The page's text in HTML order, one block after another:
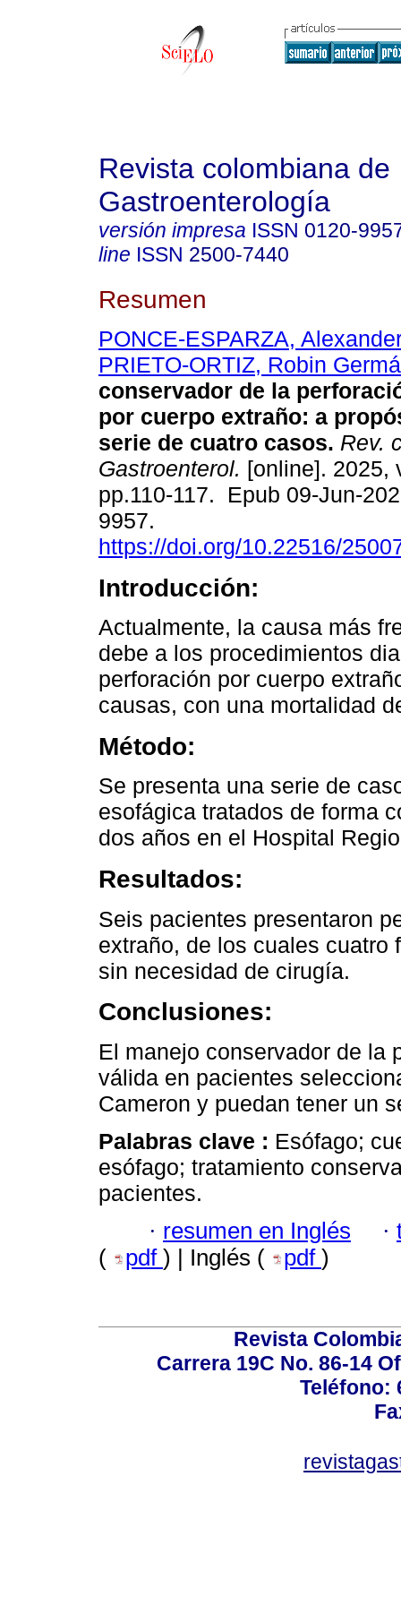
Revista colombiana de
Gastroenterología
versión impresa ISSN 0120-
line ISSN 2500-7440
Resumen
PONCE-ESPARZA,
PRIETO-ORTIZ, Robin
conservador de la
por cuerpo extraño: a
serie de cuatro casos. Rev.
Gastroenterol. [online]. 2025,
pp.110-117. Epub 09-Jun-
9957.
https://doi.org/10.22516/
Introducción:
Actualmente, la causa más
debe a los procedimientos
perforación por cuerpo
causas, con una mortalidad
Método:
Se presenta una serie de
esofágica tratados de forma
dos años en el Hospital
Resultados:
Seis pacientes presentaron
extraño, de los cuales cuatro
sin necesidad de cirugía.
Conclusiones:
El manejo conservador de la
válida en pacientes
Cameron y puedan tener un
Palabras clave : Esófago;
esófago; tratamiento
pacientes.
· resumen en Inglés ·
(
pdf ) | Inglés ( pdf )
Revista
Carrera 19C No. 86-14
Teléfono: